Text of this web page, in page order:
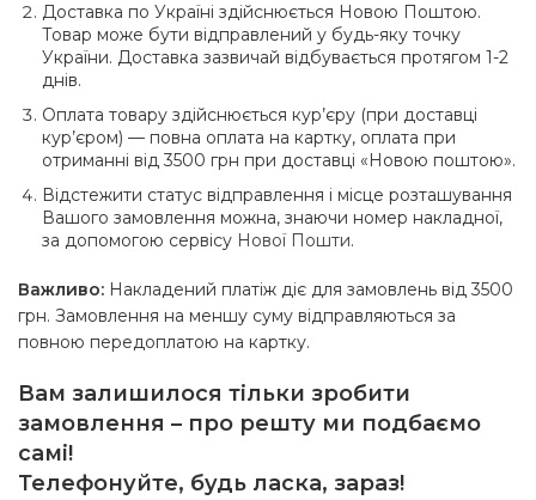
Доставка по Україні здійснюється Новою Поштою.
Товар може бути відправлений у будь-яку точку
України. Доставка зазвичай відбувається протягом 1-2
днів.
Оплата товару здійснюється кур’єру (при доставці
кур’єром) — повна оплата на картку, оплата при
отриманні від 3500 грн при доставці «Новою поштою».
Відстежити статус відправлення і місце розташування
Вашого замовлення можна, знаючи номер накладної,
за допомогою сервісу Нової Пошти.
Важливо: Накладений платіж діє для замовлень від 3500
грн. Замовлення на меншу суму відправляються за
повною передоплатою на картку.
Вам залишилося тільки зробити
замовлення – про решту ми подбаємо
самі!
Телефонуйте, будь ласка, зараз!